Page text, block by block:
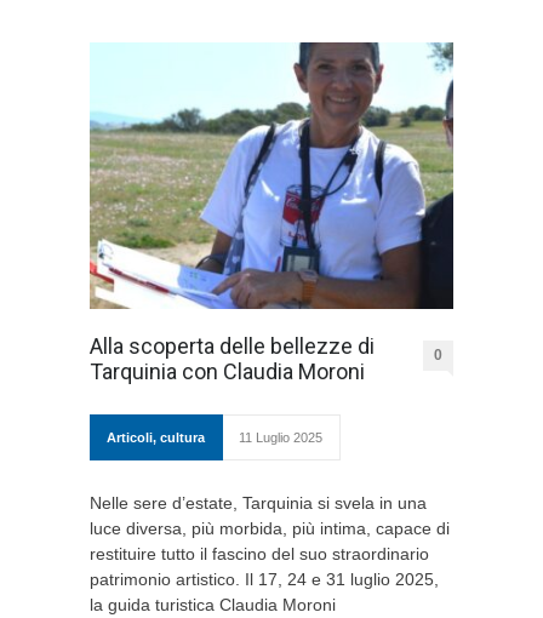
Alla scoperta delle bellezze di
Tarquinia con Claudia Moroni
0
Articoli, cultura 11 Luglio 2025
Nelle sere d’estate, Tarquinia si svela in una
luce diversa, più morbida, più intima, capace di
restituire tutto il fascino del suo straordinario
patrimonio artistico. Il 17, 24 e 31 luglio 2025,
la guida turistica Claudia Moroni